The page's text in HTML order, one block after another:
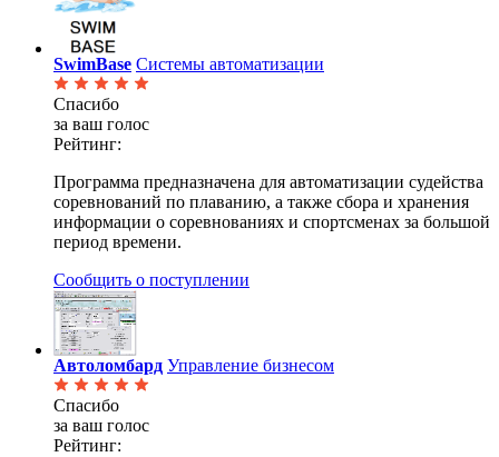
SwimBase Системы автоматизации
Спасибо
за ваш голос
Рейтинг:
Программа предназначена для автоматизации судейства
соревнований по плаванию, а также сбора и хранения
информации о соревнованиях и спортсменах за большой
период времени.
Сообщить о поступлении
Автоломбард Управление бизнесом
Спасибо
за ваш голос
Рейтинг: